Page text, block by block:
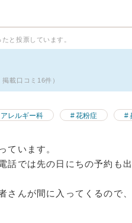
と投票しています。
載口コミ16件）
アレルギー科 花粉症
ています。
話では先の日にちの予約も
さんが間に入ってくるので